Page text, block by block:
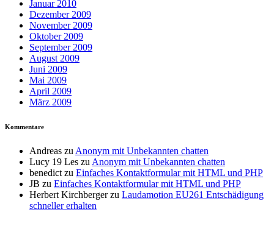
Januar 2010
Dezember 2009
November 2009
Oktober 2009
September 2009
August 2009
Juni 2009
Mai 2009
April 2009
März 2009
Kommentare
Andreas zu Anonym mit Unbekannten chatten
Lucy 19 Les zu Anonym mit Unbekannten chatten
benedict zu Einfaches Kontaktformular mit HTML und PHP
JB zu Einfaches Kontaktformular mit HTML und PHP
Herbert Kirchbergerzu Laudamotion EU261 Entschädigung
schneller erhalten